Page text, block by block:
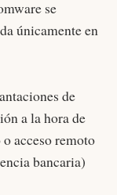
se
únicamente en
de
a la hora de
acceso remoto
bancaria)